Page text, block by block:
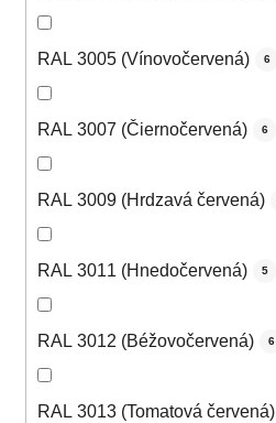
RAL 3005 (Vínovočervená) 6
RAL 3007 (Čiernočervená) 6
RAL 3009 (Hrdzavá červená)
RAL 3011 (Hnedočervená) 5
RAL 3012 (Béžovočervená) 6
RAL 3013 (Tomatová červená)